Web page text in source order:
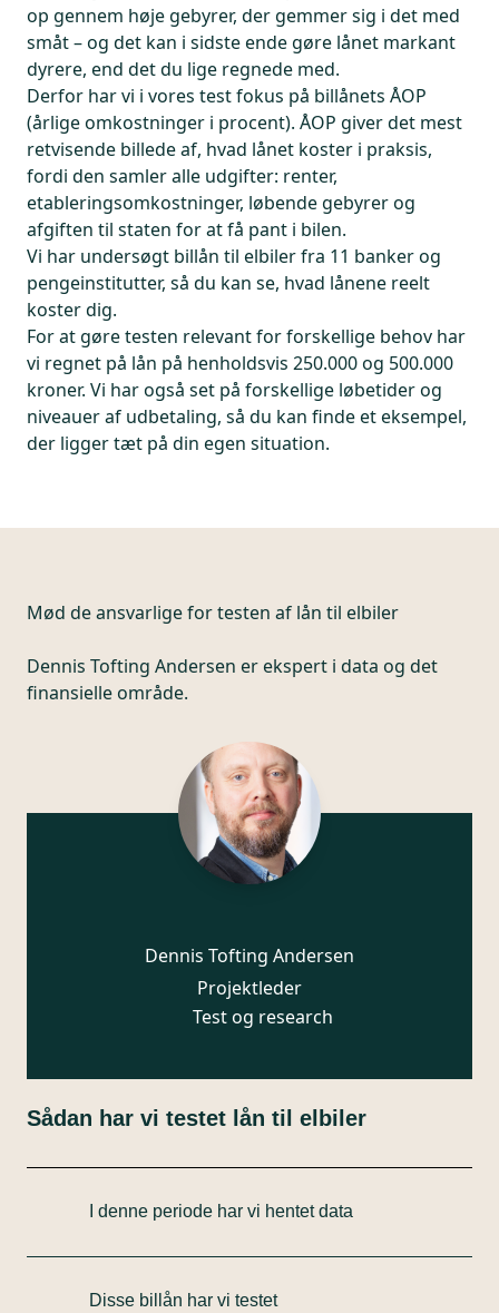
op gennem høje gebyrer, der gemmer sig i det med
småt – og det kan i sidste ende gøre lånet markant
dyrere, end det du lige regnede med.
Derfor har vi i vores test fokus på billånets ÅOP
(årlige omkostninger i procent). ÅOP giver det mest
retvisende billede af, hvad lånet koster i praksis,
fordi den samler alle udgifter: renter,
etableringsomkostninger, løbende gebyrer og
afgiften til staten for at få pant i bilen.
Vi har undersøgt billån til elbiler fra 11 banker og
pengeinstitutter, så du kan se, hvad lånene reelt
koster dig.
For at gøre testen relevant for forskellige behov har
vi regnet på lån på henholdsvis 250.000 og 500.000
kroner. Vi har også set på forskellige løbetider og
niveauer af udbetaling, så du kan finde et eksempel,
der ligger tæt på din egen situation.
Mød de ansvarlige fortesten af lån til elbiler
Dennis Tofting Andersen er ekspert i data og det
finansielle område.
Dennis Tofting Andersen
Projektleder
Test og research
Sådan har vi testet lån til elbiler
I denne periode har vi hentet data
elbiler fra 11 forskellige pengeinstitutter. Data til
Disse billån har vi testet